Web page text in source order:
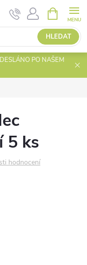
HLEDAT
NÁKUPNÍ
KOŠÍK
PO NAŠEM
5 ks
hodnocení